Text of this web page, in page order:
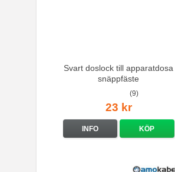
Svart doslock till apparatdosa
snäppfäste
(9)
23 kr
INFO KÖP